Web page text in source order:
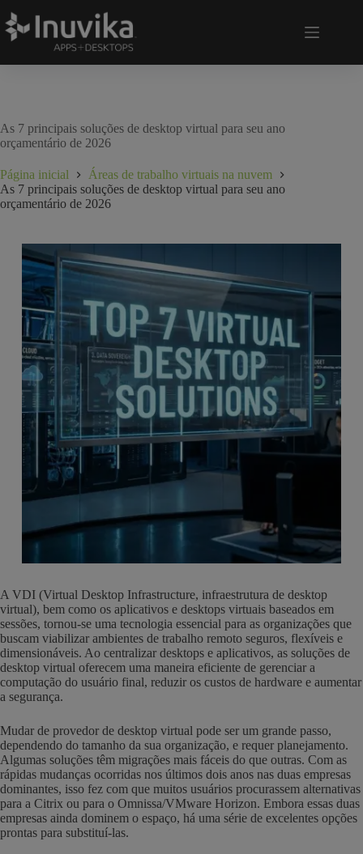
As 7 principais soluções de desktop virtual para seu ano
orçamentário de 2026
Página inicial
Áreas de trabalho virtuais na nuvem
As 7 principais soluções de desktop virtual para seu ano
orçamentário de 2026
A VDI (Virtual Desktop Infrastructure, infraestrutura de desktop
virtual), bem como os aplicativos e desktops virtuais baseados em
sessões, tornou-se uma tecnologia essencial para as organizações que
buscam viabilizar ambientes de trabalho remoto seguros, flexíveis e
dimensionáveis. Ao centralizar desktops e aplicativos, as soluções de
desktop virtual oferecem uma maneira eficiente de gerenciar a
computação do usuário final, reduzir os custos de hardware e aumentar
a segurança.
Mudar de provedor de desktop virtual pode ser um grande passo,
dependendo do tamanho da sua organização, e requer planejamento.
Algumas soluções têm migrações mais fáceis do que outras. Com as
rápidas mudanças ocorridas nos últimos dois anos nas duas empresas
dominantes, isso fez com que muitos usuários procurassem alternativas
para a Citrix ou para o Omnissa/VMware Horizon. Embora essas duas
empresas ainda dominem o espaço, há uma série de excelentes opções
prontas para substituí-las.